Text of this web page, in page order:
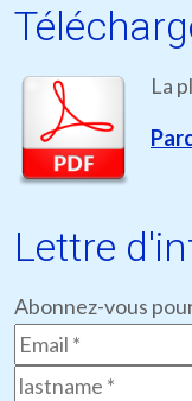
La
Lettre
Abonnez-vous